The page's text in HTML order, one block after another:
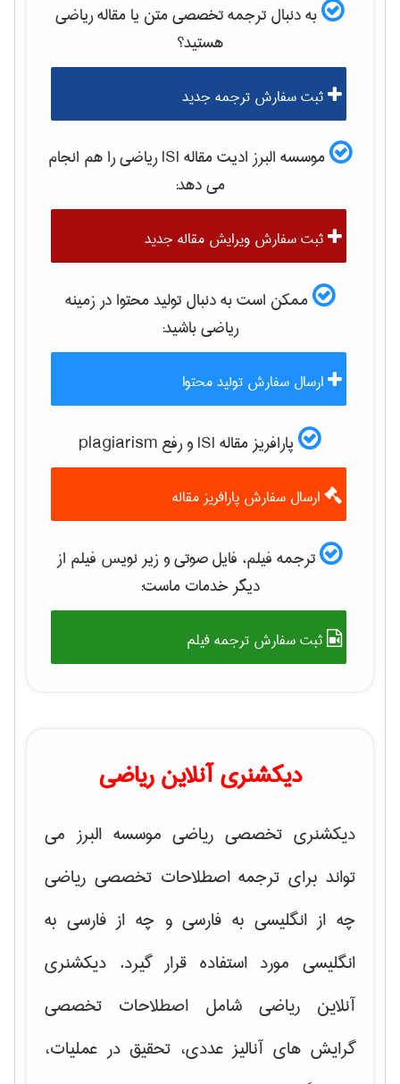
به دنبال ترجمه تخصصی متن یا مقالهرياضی
هستید؟
ثبت سفارش ترجمه جدید
موسسه البرز ادیت مقاله ISI رياضیرا هم انجام
می دهد:
ثبت سفارش ویرایش مقاله جدید
ممکن است به دنبال تولید محتوا در زمینه
رياضیباشید:
ارسال سفارش تولید محتوا
پارافریز مقاله ISI و رفع plagiarism
ارسال سفارش پارافریز مقاله
ترجمه فیلم، فایل صوتی و زیر نویس فیلم از
دیگر خدمات ماست:
ثبت سفارش ترجمه فیلم
دیکشنری آنلاین ریاضی
دیکشنری تخصصی ریاضی موسسه البرز می
تواند برای ترجمه اصطلاحات تخصصی ریاضی
چه از انگلیسی به فارسی و چه از فارسی به
انگلیسی مورد استفاده قرار گیرد. دیکشنری
آنلاین ریاضی شامل اصطلاحات تخصصی
گرایش های آنالیز عددی، تحقیق در عملیات،